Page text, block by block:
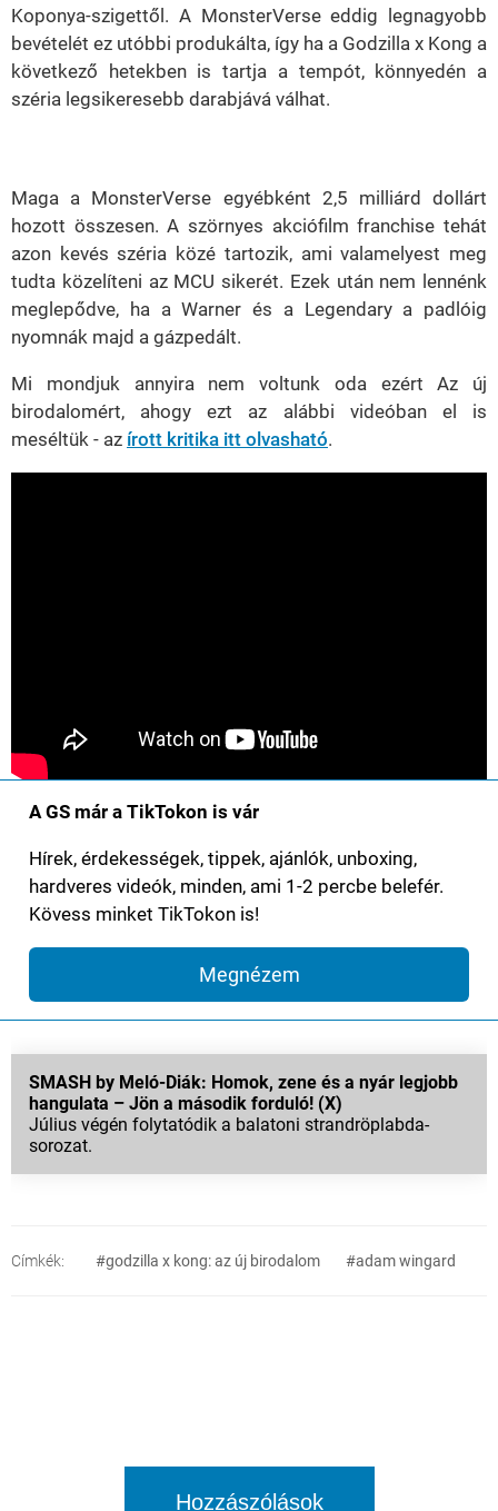
Koponya-szigettől. A MonsterVerse eddig legnagyobb
bevételét ez utóbbi produkálta, így ha a Godzilla x Kong a
következő hetekben is tartja a tempót, könnyedén a
széria legsikeresebb darabjává válhat.
Maga a MonsterVerse egyébként 2,5 milliárd dollárt
hozott összesen. A szörnyes akciófilm franchise tehát
azon kevés széria közé tartozik, ami valamelyest meg
tudta közelíteni az MCU sikerét. Ezek után nem lennénk
meglepődve, ha a Warner és a Legendary a padlóig
nyomnák majd a gázpedált.
Mi mondjuk annyira nem voltunk oda ezért Az új
birodalomért, ahogy ezt az alábbi videóban el is
meséltük - az írott kritika itt olvasható.
A GS már a TikTokon is vár
Hírek, érdekességek, tippek, ajánlók, unboxing,
hardveres videók, minden, ami 1-2 percbe belefér.
Kövess minket TikTokon is!
Megnézem
SMASH by Meló-Diák: Homok, zene és a nyár legjobb
hangulata – Jön a második forduló! (X)
Július végén folytatódik a balatoni strandröplabda-
sorozat.
Címkék: #godzilla x kong: az új birodalom #adam wingard
Hozzászólások